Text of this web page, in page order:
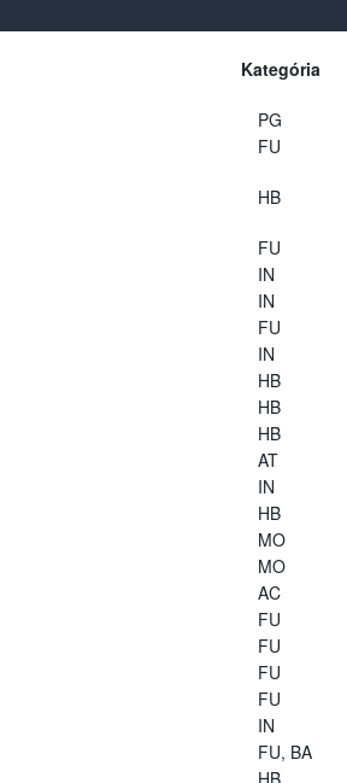
Kategória
PG
FU
HB
FU
IN
IN
FU
IN
HB
HB
HB
AT
IN
HB
MO
MO
AC
FU
FU
FU
FU
IN
FU, BA
HB